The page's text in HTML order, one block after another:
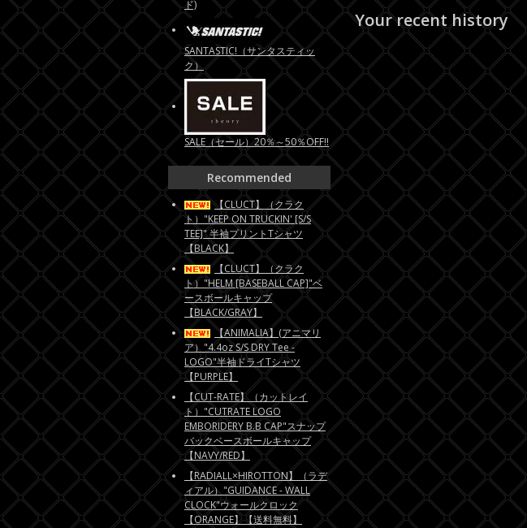
Your recent history
ド)
SANTASTIC!（サンタスティッ
ク）
SALE（セール）20％～50％OFF!!
Recommended
【CLUCT】（クラク
ト）"KEEP ON TRUCKIN' [S/S
TEE]" 半袖プリントTシャツ
【BLACK】
【CLUCT】（クラク
ト）"HELM [BASEBALL CAP]"ベ
ースボールキャップ
【BLACK/GRAY】
【ANIMALIA】(アニマリ
ア）"4.4oz S/S DRY Tee -
LOGO"半袖ドライTシャツ
【PURPLE】
【CUT-RATE】（カットレイ
ト）"CUTRATE LOGO
EMBORIDERY B.B CAP"スナップ
バックベースボールキャップ
【NAVY/RED】
【RADIALL×HIROTTON】（ラデ
ィアル）"GUIDANCE - WALL
CLOCK"ウォールクロック
【ORANGE】【送料無料】